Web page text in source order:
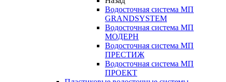
Водосточная система МП
GRANDSYSTEM
Водосточная система МП
МОДЕРН
Водосточная система МП
ПРЕСТИЖ
Водосточная система МП
ПРОЕКТ